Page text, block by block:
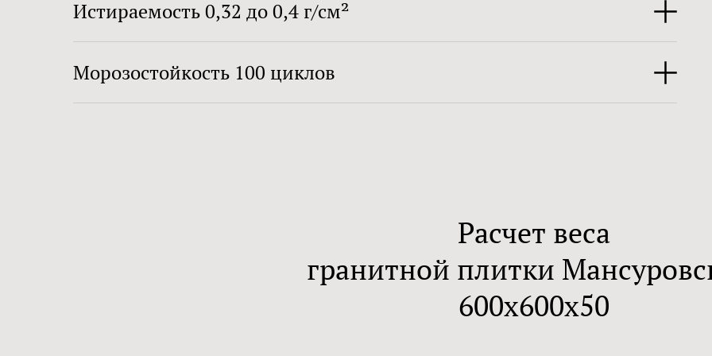
Истираемость 0,32 до 0,4 г/см²
Морозостойкость 100 циклов
Расчет веса
гранитной плитки
600х600х50